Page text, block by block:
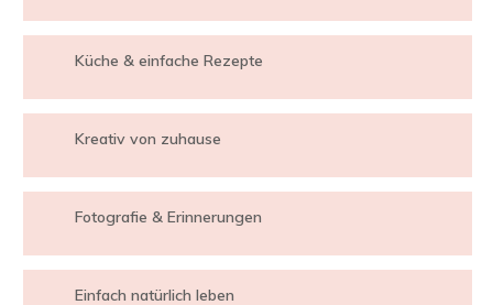
Küche & einfache Rezepte
Kreativ von zuhause
Fotografie & Erinnerungen
Einfach natürlich leben